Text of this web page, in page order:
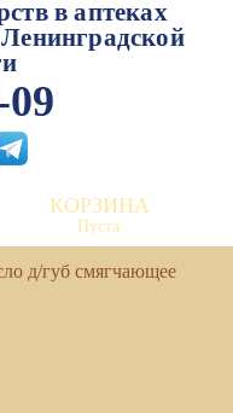
в аптеках
КОРЗИНА
Пуста
д/губ смягчающее